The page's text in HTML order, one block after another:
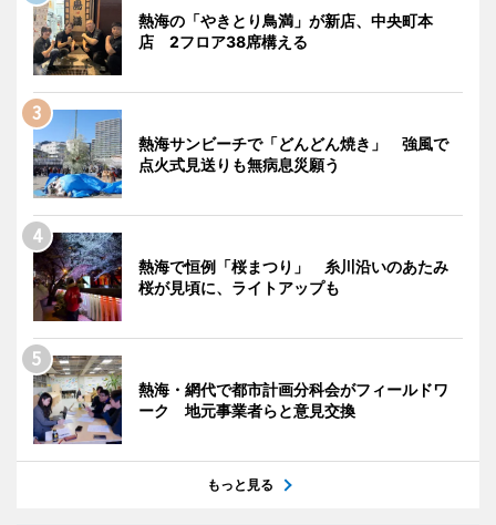
熱海の「やきとり鳥満」が新店、中央町本
店 2フロア38席構える
熱海サンビーチで「どんどん焼き」 強風で
点火式見送りも無病息災願う
熱海で恒例「桜まつり」 糸川沿いのあたみ
桜が見頃に、ライトアップも
熱海・網代で都市計画分科会がフィールドワ
ーク 地元事業者らと意見交換
もっと見る